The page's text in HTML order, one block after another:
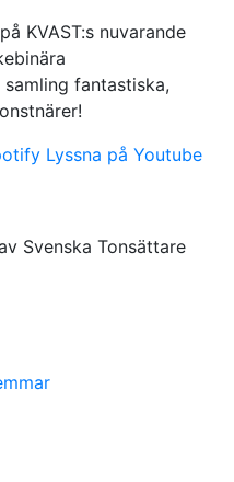
på KVAST:s nuvarande
fantastiska,
Lyssna på Youtube
Svenska Tonsättare